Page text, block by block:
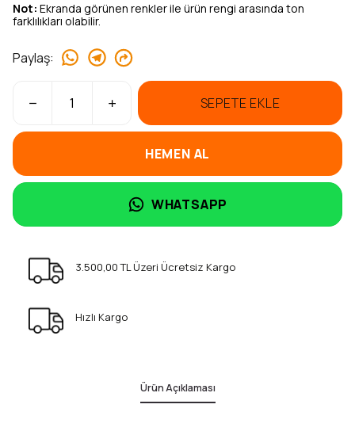
Not: Ekranda görünen renkler ile ürün rengi arasında ton
farklılıkları olabilir.
Paylaş:
SEPETE EKLE
HEMEN AL
WHATSAPP
3.500,00 TL Üzeri Ücretsiz Kargo
Hızlı Kargo
Ürün Açıklaması